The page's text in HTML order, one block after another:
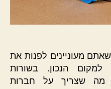
מעוניינים לפנות את
הנכון. בשורות
מה שצריך על חברות